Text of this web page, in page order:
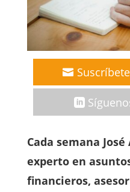
Cada semana
experto en
financieros,